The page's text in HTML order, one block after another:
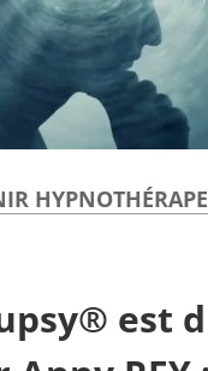
est